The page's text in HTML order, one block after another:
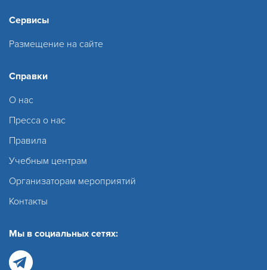
Сервисы
Размещение на сайте
Справки
О нас
Пресса о нас
Правила
Учебным центрам
Организаторам мероприятий
Контакты
Мы в социальных сетях: